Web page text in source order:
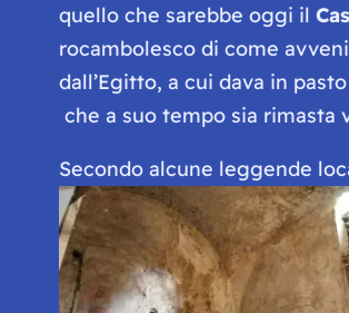
quello che sarebbe oggi il
rocambolesco di come
dall’Egitto, a cui dava in
che a suo tempo sia
Secondo alcune leggende